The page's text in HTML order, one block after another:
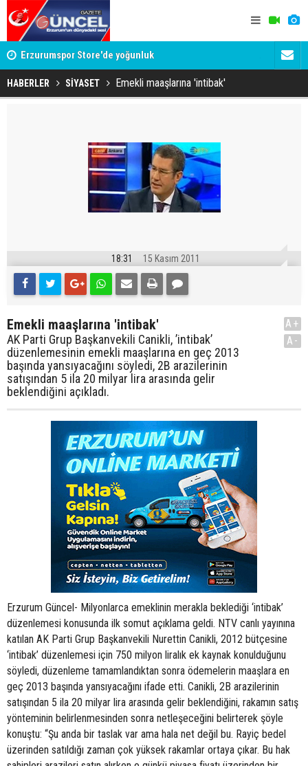
Erzurumspor Store'de yoğunluk Adalet
HABERLER SİYASET Emekli maaşlarına 'intibak'
18:31 15 Kasım 2011
Emekli maaşlarına 'intibak'
AK Parti Grup Başkanvekili Canikli, ’intibak’
düzenlemesinin emekli maaşlarına en geç 2013
başında yansıyacağını söyledi, 2B arazilerinin
satışından 5 ila 20 milyar lira arasında gelir
beklendiğini açıkladı.
A+
A-
Erzurum Güncel- Milyonlarca emeklinin merakla beklediği ‘intibak’
düzenlemesi konusunda ilk somut açıklama geldi. NTV canlı yayınına
katılan AK Parti Grup Başkanvekili Nurettin Canikli, 2012 bütçesine
‘intibak’ düzenlemesi için 750 milyon liralık ek kaynak konulduğunu
söyledi, düzenleme tamamlandıktan sonra ödemelerin maaşlara en
geç 2013 başında yansıyacağını ifade etti. Canikli, 2B arazilerinin
satışından 5 ila 20 milyar lira arasında gelir beklendiğini, rakamın satış
yönteminin belirlenmesinden sonra netleşeceğini belirterek şöyle
konuştu: “Şu anda bir taslak var ama hala net değil bu. Rayiç bedel
üzerinden satıldığı zaman çok yüksek rakamlar ortaya çıkar. Bu hak